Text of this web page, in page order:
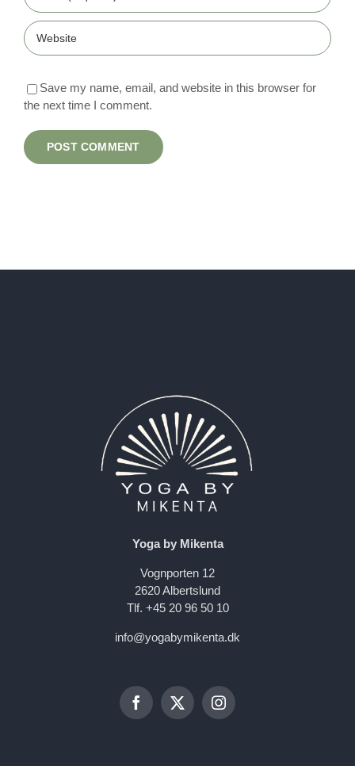
Save my name, email, and website in this browser for
the next time I comment.
Yoga by Mikenta
Vognporten 12
2620 Albertslund
Tlf. +45 20 96 50 10
info@yogabymikenta.dk